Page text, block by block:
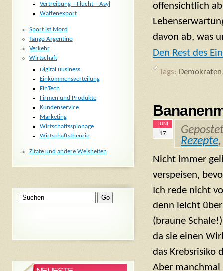
offensichtlich
davon ab, was
Den Rest des
Tags: Demokraten
JUNI
17
Rezepte,
Nicht immer
verspeisen,
Ich rede nicht
denn leicht
(braune
da sie einen
das Krebsrisiko
Aber manchmal
Vertreibung – Flucht – Asyl
Waffenexport
Sport ist Mord
Tango Argentino
Verkehr
Wirtschaft
Digital Business
Einkommensverteilung
FinTech
Firmen und Produkte
Kundenservice
Marketing
Wirtschaftsspionage
Wirtschaftstheorie
Zitate und andere Weisheiten